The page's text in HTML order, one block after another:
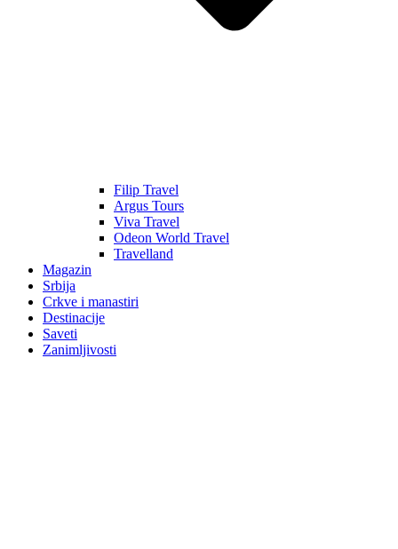
Filip Travel
Argus Tours
Viva Travel
Odeon World Travel
Travelland
Magazin
Srbija
Crkve i manastiri
Destinacije
Saveti
Zanimljivosti